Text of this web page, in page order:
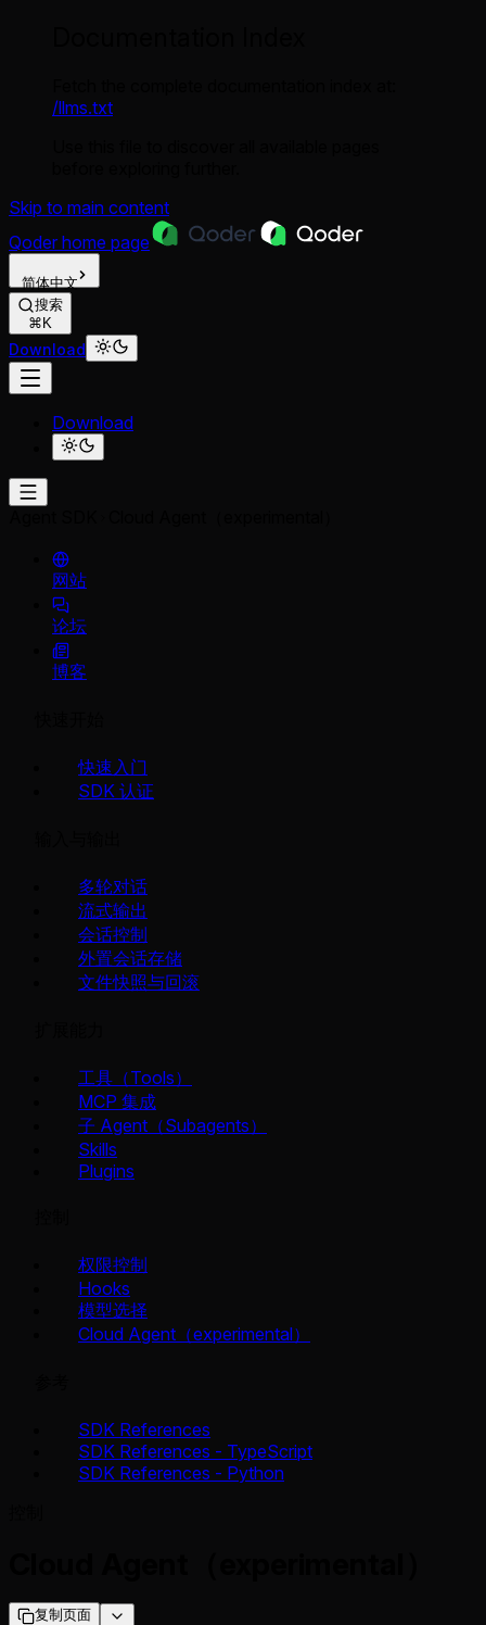
/llms.txt
Skip to main content
Qoder home page
简体中文
搜索
⌘K
Download
Download
网站
论坛
博客
快速入门
SDK 认证
多轮对话
流式输出
会话控制
外置会话存储
文件快照与回滚
工具（Tools）
MCP 集成
子 Agent（Subagents）
Skills
Plugins
权限控制
Hooks
模型选择
Cloud Agent（experimental）
SDK References
SDK References - TypeScript
SDK References - Python
复制页面